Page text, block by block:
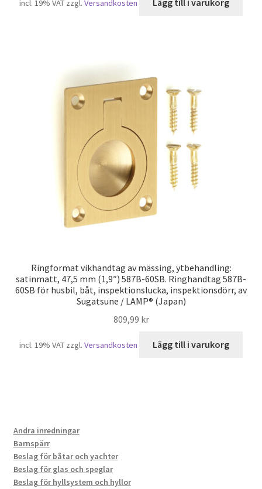
incl. 19% VAT zzgl.Versandkosten
Ringformat vikhandtag av mässing, ytbehandling:
satinmatt, 47,5 mm (1,9″) 587B-60SB. Ringhandtag 587B-
60SB för husbil, båt, inspektionslucka, inspektionsdörr, av
Sugatsune / LAMP® (Japan)
809,99 kr
incl. 19% VAT zzgl.Versandkosten Lägg till i varukorg
Andra inredningar
Barnspärr
Beslag för båtar och yachter
Beslag för glas och speglar
Beslag för hyllsystem och hyllor